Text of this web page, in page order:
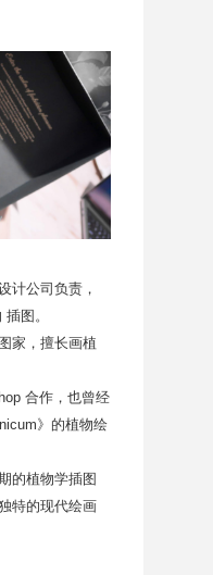
计公司负责，
图。
家，擅长画植
合作，也曾经
》的植物绘
的植物学插图
特的现代绘画